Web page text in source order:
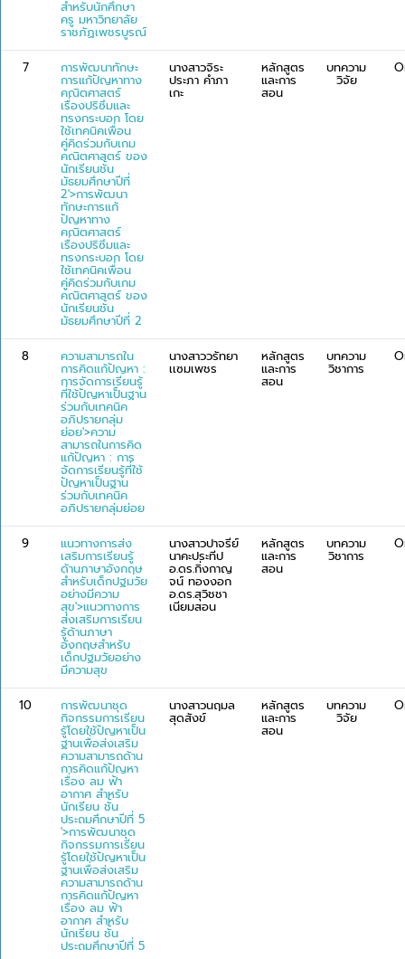
สำหรับนักศึกษา
ครู มหาวิทยาลัย
ราชภัฏเพชรบูรณ์
7 การพัฒนาทักษะ
การแก้ปัญหาทาง
คณิตศาสตร์
เรื่องปริซึมและ
ทรงกระบอก โดย
ใช้เทคนิคเพื่อน
คู่คิดร่วมกับเกม
คณิตศาสตร์ ของ
นักเรียนชั้น
มัธยมศึกษาปีที่
2'>การพัฒนา
ทักษะการแก้
ปัญหาทาง
คณิตศาสตร์
เรื่องปริซึมและ
ทรงกระบอก โดย
ใช้เทคนิคเพื่อน
คู่คิดร่วมกับเกม
คณิตศาสตร์ ของ
นักเรียนชั้น
มัธยมศึกษาปีที่ 2
นางสาวจิระ
ประภา คำภา
เกะ
หลักสูตร
และการ
สอน
บทความ
วิจัย
8 ความสามารถใน
การคิดแก้ปัญหา :
การจัดการเรียนรู้
ที่ใช้ปัญหาเป็นฐาน
ร่วมกับเทคนิค
อภิปรายกลุ่ม
ย่อย'>ความ
สามารถในการคิด
แก้ปัญหา : การ
จัดการเรียนรู้ที่ใช้
ปัญหาเป็นฐาน
ร่วมกับเทคนิค
อภิปรายกลุ่มย่อย
นางสาววรัทยา
เเซมเพชร
หลักสูตร
และการ
สอน
บทความ
วิชาการ
9 แนวทางการส่ง
เสริมการเรียนรู้
ด้านภาษาอังกฤษ
สำหรับเด็กปฐมวัย
อย่างมีความ
สุข'>แนวทางการ
ส่งเสริมการเรียน
รู้ด้านภาษา
อังกฤษสำหรับ
เด็กปฐมวัยอย่าง
มีความสุข
นางสาวปาจรีย์
นาคะประทีป
อ.ดร.กิ่งกาญ
จน์ ทองงอก
อ.ดร.สุวิชชา
เนียมสอน
หลักสูตร
และการ
สอน
บทความ
วิชาการ
10 การพัฒนาชุด
กิจกรรมการเรียน
รู้โดยใช้ปัญหาเป็น
ฐานเพื่อส่งเสริม
ความสามารถด้าน
การคิดแก้ปัญหา
เรื่อง ลม ฟ้า
อากาศ สำหรับ
นักเรียน ชั้น
ประถมศึกษาปีที่ 5
'>การพัฒนาชุด
กิจกรรมการเรียน
รู้โดยใช้ปัญหาเป็น
ฐานเพื่อส่งเสริม
ความสามารถด้าน
การคิดแก้ปัญหา
เรื่อง ลม ฟ้า
อากาศ สำหรับ
นักเรียน ชั้น
ประถมศึกษาปีที่ 5
นางสาวนฤมล
สุดสังข์
หลักสูตร
และการ
สอน
บทความ
วิจัย